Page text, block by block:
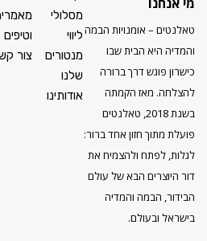
אומנויות הבמה
הבית שבו
דרך ברורה
הקמתה
בשנת 2018, טאלנטים
חזון אחד ברור:
ולהצמיח את
הבא של עולם
והמדיה
ליווי
מנטורים
שלנו
אודותינו
מאמרים
וטיפים
צור קשר